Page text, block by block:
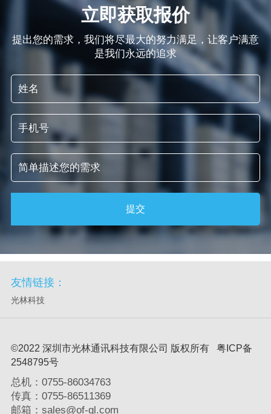
立即获取报价
提出您的需求，我们将尽最大的努力满足，让客户满意
是我们永远的追求
提交
友情链接：
光林科技
©2022 深圳市光林通讯科技有限公司 版权所有 粤ICP备
2548795号
总机：0755-86034763
传真：0755-86511369
邮箱：sales@of-gl.com